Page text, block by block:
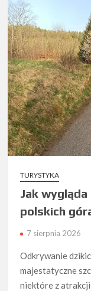
TURYSTYKA
Jak
polskich
7 sierpnia 2026
Odkrywanie
majestatyczne
niektóre z